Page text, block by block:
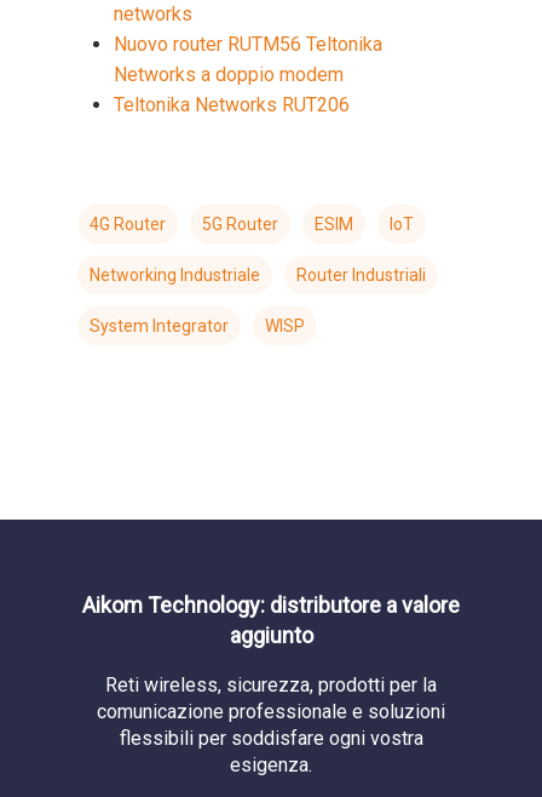
networks
Nuovo router RUTM56 Teltonika
Networks a doppio modem
Teltonika Networks RUT206
4G Router 5G Router ESIM IoT
Networking Industriale Router Industriali
System Integrator WISP
Aikom Technology: distributore a valore
aggiunto
Reti wireless, sicurezza, prodotti per la
comunicazione professionale e soluzioni
flessibili per soddisfare ogni vostra
esigenza.